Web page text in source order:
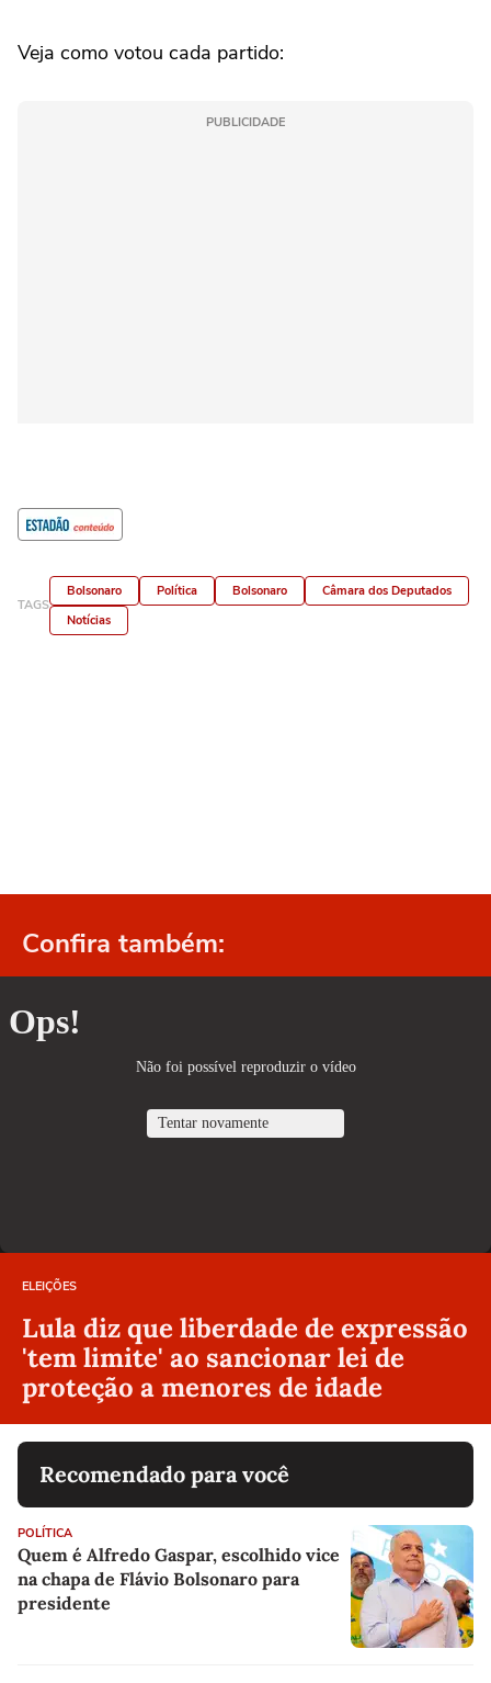
Veja como votou cada partido:
PUBLICIDADE
TAGS
Bolsonaro Política Bolsonaro
Câmara dos Deputados
Notícias
Confira também:
ELEIÇÕES
Lula diz que liberdade de expressão
'tem limite' ao sancionar lei de
proteção a menores de idade
Recomendado para você
POLÍTICA
Quem é Alfredo Gaspar, escolhido vice
na chapa de Flávio Bolsonaro para
presidente